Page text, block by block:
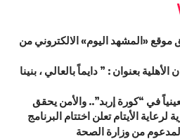
موقع «المشهد اليوم» الالكتروني من
بعنوان : ” دايماً بالعالي ، بنينا
في “كورة إربد”.. والأمن يحقق
الأيتام تعلن اختتام البرنامج
من وزارة الصحة